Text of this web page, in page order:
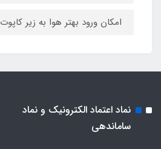
امکان ورود بهتر هوا به زیر کاپوت
نماد اعتماد الکترونیک و نماد
ساماندهی